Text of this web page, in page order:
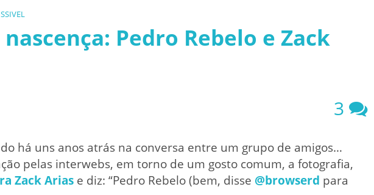
Pedro Rebelo e Zack
3
há uns anos atrás na conversa entre um grupo de amigos…
pelas interwebs, em torno de um gosto comum, a fotografia,
Zack Arias e diz: “Pedro Rebelo (bem, disse @browserd para